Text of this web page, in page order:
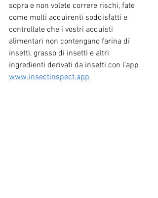
sopra e non volete correre rischi, fate
come molti acquirenti soddisfatti e
controllate che i vostri acquisti
alimentari non contengano farina di
insetti, grasso di insetti e altri
ingredienti derivati da insetti con l'app
www.insectinspect.app